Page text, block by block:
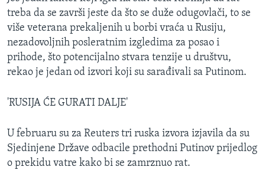
treba da se završi jeste da što se duže odugovlači, to se
više veterana prekaljenih u borbi vraća u Rusiju,
nezadovoljnih posleratnim izgledima za posao i
prihode, što potencijalno stvara tenzije u društvu,
rekao je jedan od izvori koji su sarađivali sa Putinom.
'RUSIJA ĆE GURATI DALJE'
U februaru su za Reuters tri ruska izvora izjavila da su
Sjedinjene Države odbacile prethodni Putinov prijedlog
o prekidu vatre kako bi se zamrznuo rat.